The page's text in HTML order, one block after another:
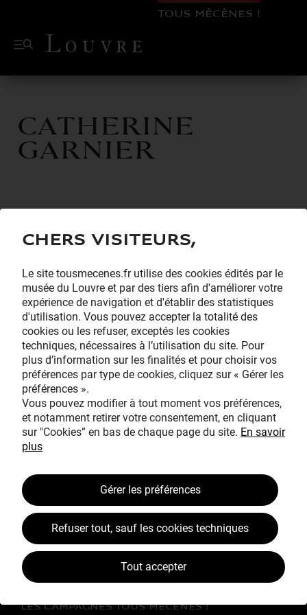
TOUS MÉCÈNES !
Catherine
Garnier
Avec le mécénat
exceptionnel de
TOUS MÉCÈNES !
L’ŒUVRE À LA LOUPE
JEAN SIMEON CHARDIN
VOS CONTREPARTIES
ACTUALITÉS
LES CAMPAGNES TOUS MÉCÈNES !
Chers visiteurs,
Le site tousmecenes.fr utilise des cookies édités par le
musée du Louvre et par des tiers afin d'améliorer votre
expérience de navigation et d'établir des statistiques
d'utilisation. Vous pouvez accepter la totalité des
cookies ou les refuser, exceptés les cookies
techniques, nécessaires à l’utilisation du site. Pour
plus d’information sur les finalités et pour choisir vos
préférences par type de cookies, cliquez sur « Gérer les
préférences ».
Vous pouvez modifier à tout moment vos préférences,
et notamment retirer votre consentement, en cliquant
sur "Cookies” en bas de chaque page du site. En savoir
plus
Gérer les préférences
Refuser tout, sauf les cookies techniques
Tout accepter